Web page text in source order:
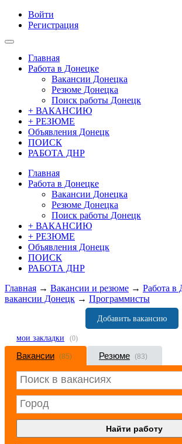
Войти
Регистрация
Главная
Работа в Донецке
Вакансии Донецка
Резюме Донецка
Поиск работы Донецк
+ ВАКАНСИЮ
+ РЕЗЮМЕ
Объявления Донецк
ПОИСК
РАБОТА ДНР
Главная
Работа в Донецке
Вакансии Донецка
Резюме Донецка
Поиск работы Донецк
+ ВАКАНСИЮ
+ РЕЗЮМЕ
Объявления Донецк
ПОИСК
РАБОТА ДНР
Главная → Вакансии и резюме → Работа в
вакансии Донецк → Программисты
Добавить вакансию
мои закладки (0)
Вакансии (85) Резюме (83)